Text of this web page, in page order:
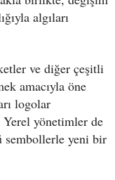
algıları
ve diğer çeşitli
amacıyla öne
logolar
Yerel yönetimler de
sembollerle yeni bir